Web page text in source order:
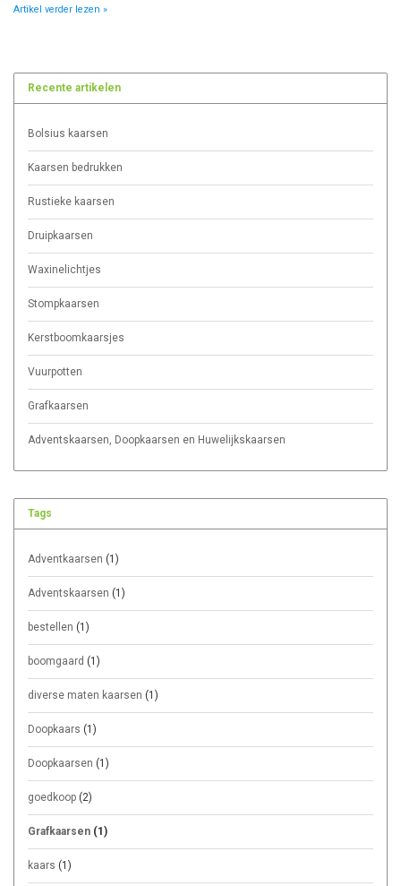
Artikel verder lezen »
Recente artikelen
Bolsius kaarsen
Kaarsen bedrukken
Rustieke kaarsen
Druipkaarsen
Waxinelichtjes
Stompkaarsen
Kerstboomkaarsjes
Vuurpotten
Grafkaarsen
Adventskaarsen, Doopkaarsen en Huwelijkskaarsen
Tags
Adventkaarsen (1)
Adventskaarsen (1)
bestellen (1)
boomgaard (1)
diverse maten kaarsen (1)
Doopkaars (1)
Doopkaarsen (1)
goedkoop (2)
Grafkaarsen (1)
kaars (1)